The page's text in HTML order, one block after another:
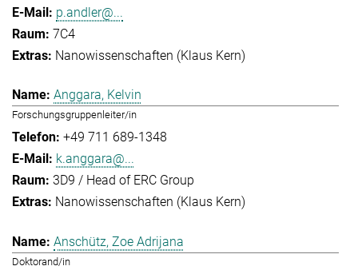
p.andler@...
7C4
Nanowissenschaften (Klaus Kern)
Anggara, Kelvin
Forschungsgruppenleiter/in
+49 711 689-1348
k.anggara@...
3D9 / Head of ERC Group
Nanowissenschaften (Klaus Kern)
Anschütz, Zoe Adrijana
Doktorand/in